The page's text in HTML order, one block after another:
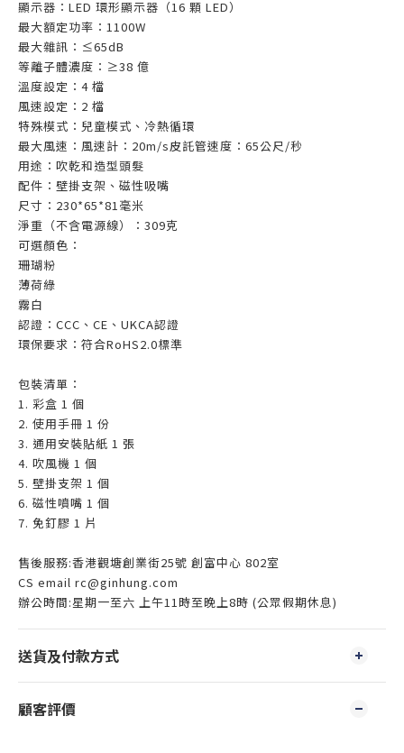
顯示器：LED 環形顯示器（16 顆 LED）
最大額定功率：1100W
最大雜訊：≤65dB
等離子體濃度：≥38 億
溫度設定：4 檔
風速設定：2 檔
特殊模式：兒童模式、冷熱循環
最大風速：風速計：20m/s皮託管速度：65公尺/秒
用途：吹乾和造型頭髮
配件：壁掛支架、磁性吸嘴
尺寸：230*65*81毫米
淨重（不含電源線）：309克
可選顏色：
珊瑚粉
薄荷綠
霧白
認證：CCC、CE、UKCA認證
環保要求：符合RoHS2.0標準
包裝清單：
1. 彩盒 1 個
2. 使用手冊 1 份
3. 通用安裝貼紙 1 張
4. 吹風機 1 個
5. 壁掛支架 1 個
6. 磁性噴嘴 1 個
7. 免釘膠 1 片
售後服務:香港觀塘創業街25號 創富中心 802室
CS email rc@ginhung.com
辦公時間:星期一至六 上午11時至晚上8時 (公眾假期休息)
送貨及付款方式
顧客評價